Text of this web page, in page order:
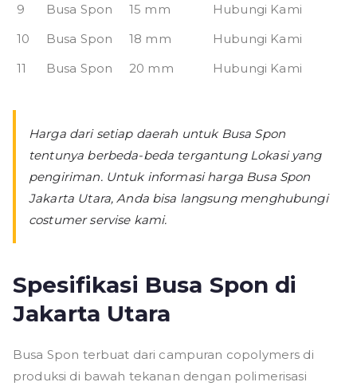
9
Busa Spon 15 mm
Hubungi Kami
10
Busa Spon 18 mm
Hubungi Kami
11
Busa Spon 20 mm Hubungi Kami
Harga dari setiap daerah untuk Busa Spon
tentunya berbeda-beda tergantung Lokasi yang
pengiriman. Untuk informasi harga Busa Spon
Jakarta Utara, Anda bisa langsung menghubungi
costumer servise kami.
Spesifikasi Busa Spon di
Jakarta Utara
Busa Spon terbuat dari campuran copolymers di
produksi di bawah tekanan dengan polimerisasi